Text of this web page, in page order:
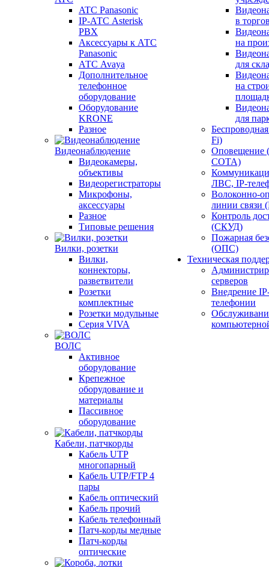
ATC Panasonic
IP-АТС Asterisk
PBX
Аксессуары к АТС
Panasonic
АТС Avaya
Дополнительное
телефонное
оборудование
Оборудование
KRONE
Разное
Видеонаблюдение
Видеокамеры,
объективы
Видеорегистраторы
Микрофоны,
аксессуары
Разное
Типовые решения
Вилки, розетки
Вилки,
коннекторы,
разветвители
Розетки
комплектные
Розетки модульные
Серия VIVA
ВОЛС
Активное
оборудование
Крепежное
оборудование и
материалы
Пассивное
оборудование
Кабели, патчкорды
Кабель UTP
многопарный
Кабель UTP/FTP 4
пары
Кабель оптический
Кабель прочий
Кабель телефонный
Патч-корды медные
Патч-корды
оптические
в
на
для
на
для
Fi)
СОТА)
ЛВС, IP-
Волоконно-
линии
Контроль
(СКУД)
Пожарная
(ОПС)
Техническая
серверов
Внедрение
телефонии